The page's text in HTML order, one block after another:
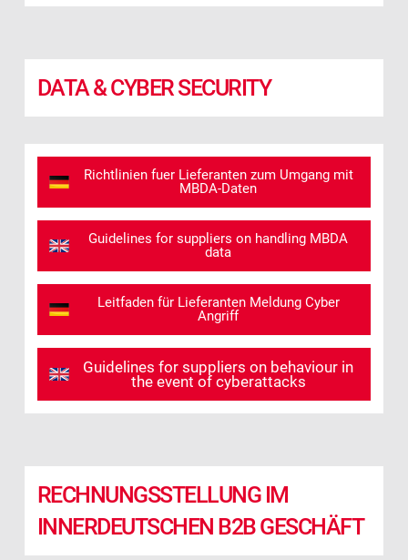
DATA & CYBER SECURITY
Richtlinien fuer Lieferanten zum Umgang mit
MBDA-Daten
Guidelines for suppliers on handling MBDA
data
Leitfaden für Lieferanten Meldung Cyber
Angriff
Guidelines for suppliers on behaviour in
the event of cyberattacks
RECHNUNGSSTELLUNG IM
INNERDEUTSCHEN B2B GESCHÄFT